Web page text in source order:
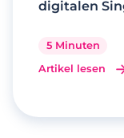
digitalen
5 Minuten
Artikel lesen